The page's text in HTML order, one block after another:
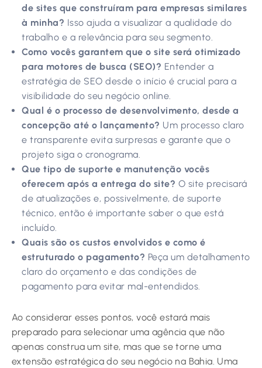
de sites que construíram para empresas similares
à minha? Isso ajuda a visualizar a qualidade do
trabalho e a relevância para seu segmento.
Como vocês garantem que o site será otimizado
para motores de busca (SEO)? Entender a
estratégia de SEO desde o início é crucial para a
visibilidade do seu negócio online.
Qual é o processo de desenvolvimento, desde a
concepção até o lançamento? Um processo claro
e transparente evita surpresas e garante que o
projeto siga o cronograma.
Que tipo de suporte e manutenção vocês
oferecem após a entrega do site? O site precisará
de atualizações e, possivelmente, de suporte
técnico, então é importante saber o que está
incluído.
Quais são os custos envolvidos e como é
estruturado o pagamento? Peça um detalhamento
claro do orçamento e das condições de
pagamento para evitar mal-entendidos.
Ao considerar esses pontos, você estará mais
preparado para selecionar uma agência que não
apenas construa um site, mas que se torne uma
extensão estratégica do seu negócio na Bahia. Uma